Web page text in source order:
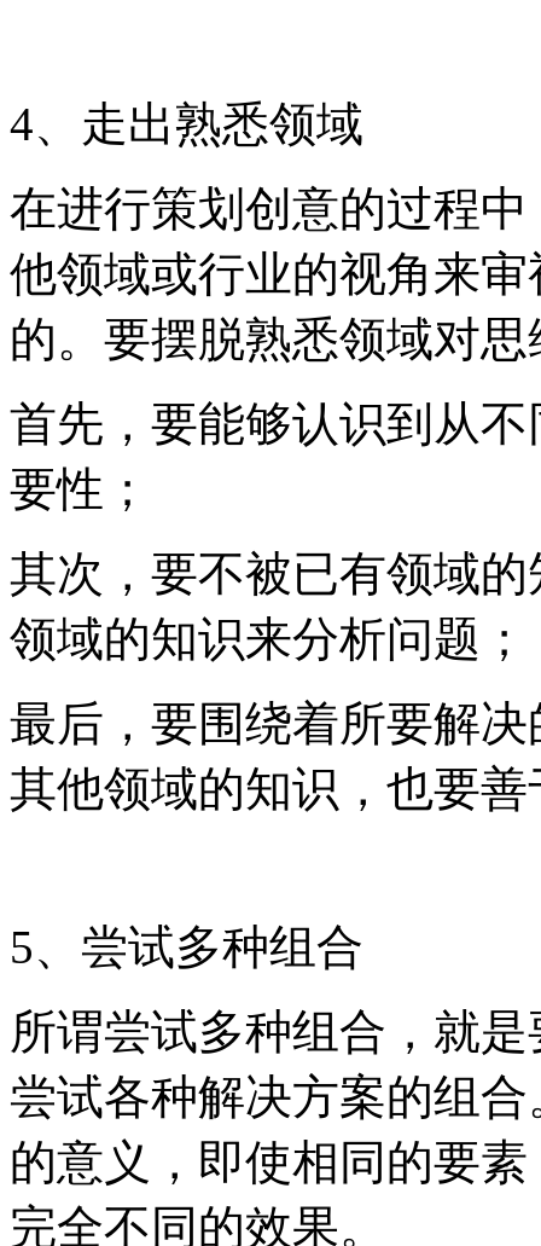
4、走出熟悉领域
在进行策划创意的过程
他领域或行业的视角来
的。要摆脱熟悉领域对
首先，要能够认识到从
要性；
其次，要不被已有领域
领域的知识来分析问题；
最后，要围绕着所要解
其他领域的知识，也要
5、尝试多种组合
所谓尝试多种组合，就
尝试各种解决方案的组
的意义，即使相同的要
完全不同的效果。